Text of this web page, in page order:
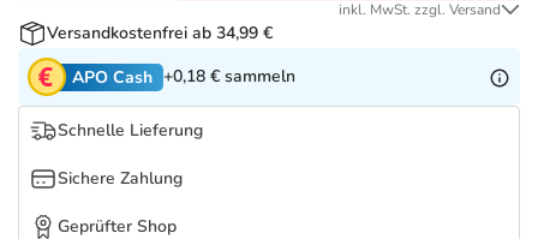
Tierapotheke
Vitamine & Mineralstoffe
Marken
Salus Deals
inkl. MwSt. zzgl. Versand
Versandkostenfrei ab 34,99 €
APO Cash +0,18 € sammeln
Schnelle Lieferung
Sichere Zahlung
Geprüfter Shop